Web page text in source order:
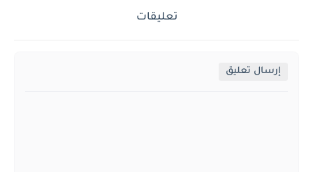
تعليقات
إرسال تعليق